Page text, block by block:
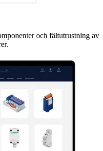
och fältutrustning av